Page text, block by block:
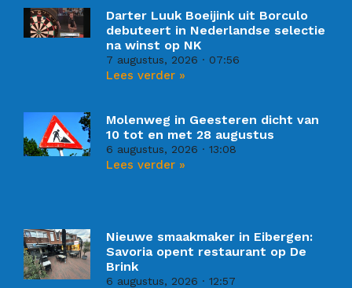
Darter Luuk Boeijink uit Borculo
debuteert in Nederlandse selectie
na winst op NK
7 augustus, 2026 07:56
Lees verder »
Molenweg in Geesteren dicht van
10 tot en met 28 augustus
6 augustus, 2026 13:08
Lees verder »
Nieuwe smaakmaker in Eibergen:
Savoria opent restaurant op De
Brink
6 augustus, 2026 12:57